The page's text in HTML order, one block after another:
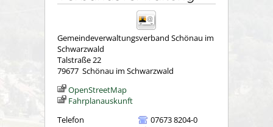
Gemeindeverwaltungsverband Schönau im
Schwarzwald
Talstraße 22
79677 Schönau im Schwarzwald
OpenStreetMap
Fahrplanauskunft
Telefon
07673 8204-0